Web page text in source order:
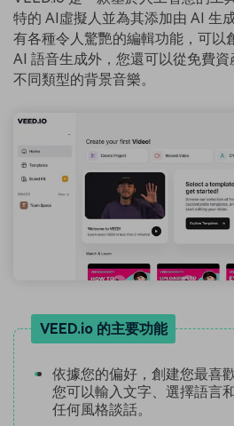
特的 AI虛擬人並為其添加由 AI 生
有各種令人驚艷的編輯功能，可以
AI 語音生成外，您還可以從免費
不同類型的背景音樂。
VEED.io 的主要功能
依據您的偏好，創建您最喜
您可以輸入文字、選擇語言
任何風格談話。